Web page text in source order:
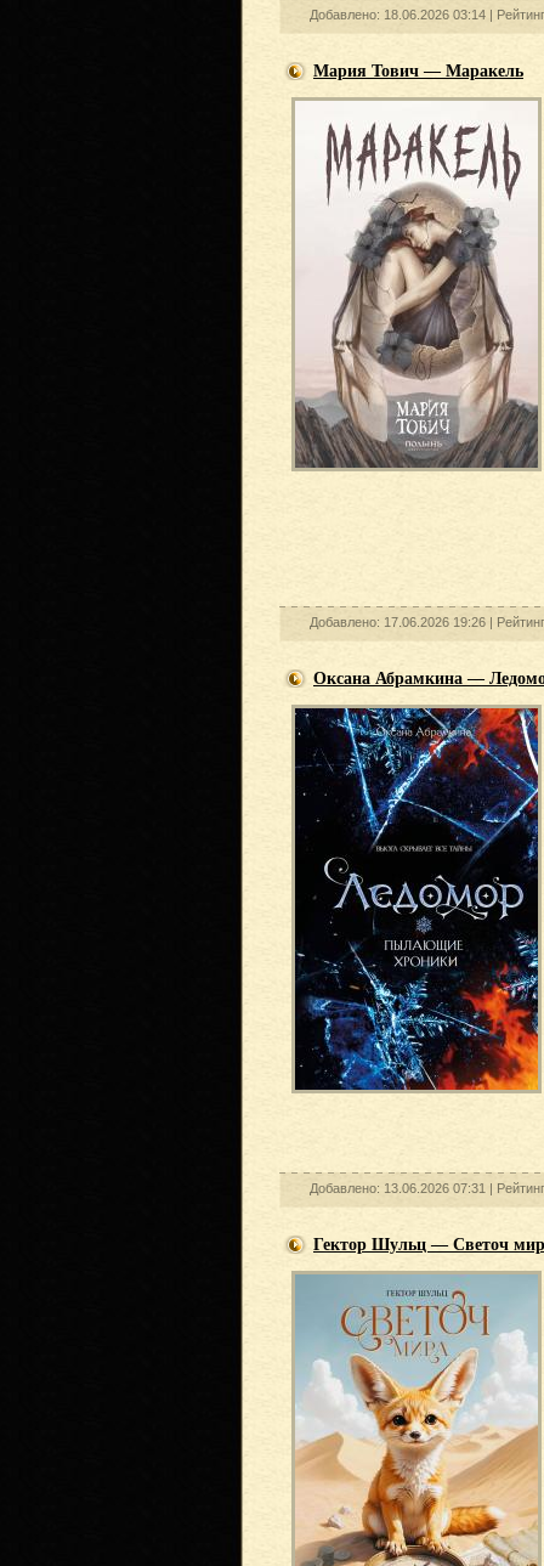
Добавлено: 18.06.2026 03:14 |
Мария Тович — Маракель
Добавлено: 17.06.2026 19:26 |
Оксана Абрамкина —
Добавлено: 13.06.2026 07:31 |
Гектор Шульц — Светоч